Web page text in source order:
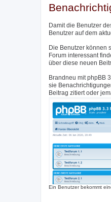
Damit die Benutzer
Benutzer auf dem
Die Benutzer können
Forum interessant
über diese neuen
Brandneu mit phpBB
sie
Beitrag zitiert oder
Ein Benutzer bekommt